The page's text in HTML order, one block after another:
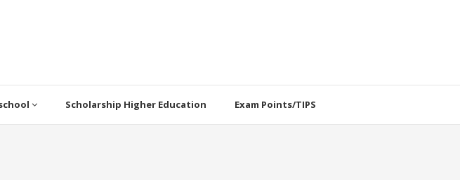
Scholarship Higher Education Exam Points/TIPS